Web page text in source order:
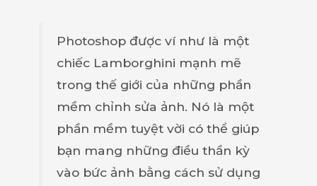
Photoshop được ví như là một
chiếc Lamborghini mạnh mẽ
trong thế giới của những phần
mềm chỉnh sửa ảnh. Nó là một
phần mềm tuyệt vời có thể giúp
bạn mang những điều thần kỳ
vào bức ảnh bằng cách sử dụng